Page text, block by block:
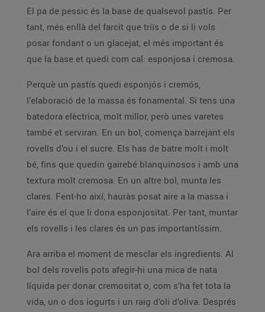
El pa de pessic és la base de qualsevol pastís. Per
tant, més enllà del farcit que triïs o de si li vols
posar fondant o un glacejat, el més important és
que la base et quedi com cal: esponjosa i cremosa.
Perquè un pastís quedi esponjós i cremós,
l’elaboració de la massa és fonamental. Si tens una
batedora elèctrica, molt millor, però unes varetes
també et serviran. En un bol, comença barrejant els
rovells d’ou i el sucre. Els has de batre molt i molt
bé, fins que quedin gairebé blanquinosos i amb una
textura molt cremosa. En un altre bol, munta les
clares. Fent-ho així, hauràs posat aire a la massa i
l’aire és el que li dona esponjositat. Per tant, muntar
els rovells i les clares és un pas importantíssim.
Ara arriba el moment de mesclar els ingredients. Al
bol dels rovells pots afegir-hi una mica de nata
líquida per donar cremositat o, com s’ha fet tota la
vida, un o dos iogurts i un raig d’oli d’oliva. Després